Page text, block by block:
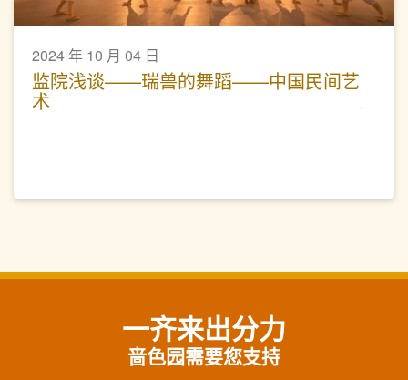
2024 年 10 月 04 日
监院浅谈——瑞兽的舞蹈——中国民间艺
术
一齐来出分力
啬色园需要您支持